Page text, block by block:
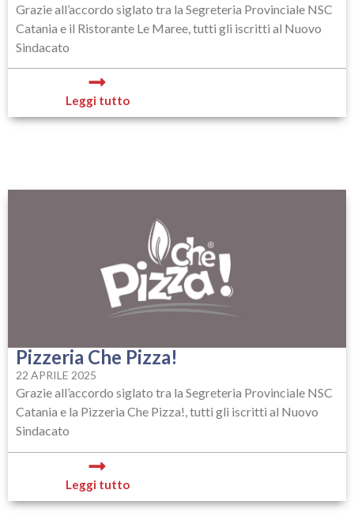
Grazie all’accordo siglato tra la Segreteria Provinciale NSC
Catania e il Ristorante Le Maree, tutti gli iscritti al Nuovo
Sindacato
Leggi tutto
Pizzeria Che Pizza!
22 APRILE 2025
Grazie all’accordo siglato tra la Segreteria Provinciale NSC
Catania e la Pizzeria Che Pizza!, tutti gli iscritti al Nuovo
Sindacato
Leggi tutto